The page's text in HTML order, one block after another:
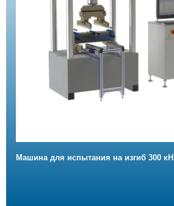
Машина для испытания на изгиб 300 кН